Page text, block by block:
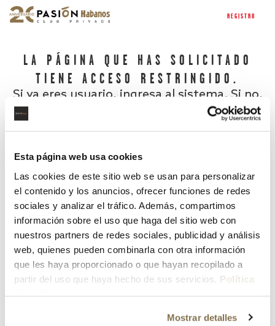
Esta página web usa cookies
Las cookies de este sitio web se usan para personalizar
el contenido y los anuncios, ofrecer funciones de redes
sociales y analizar el tráfico. Además, compartimos
información sobre el uso que haga del sitio web con
nuestros partners de redes sociales, publicidad y análisis
web, quienes pueden combinarla con otra información
que les haya proporcionado o que hayan recopilado a
partir del uso que haya hecho de sus servicios. Política
Mostrar detalles
REGISTRO
LA PÁGINA QUE HAS SOLICITADO
TIENE ACCESO RESTRINGIDO.
Si ya eres usuario, ingresa al sistema. Si no,
¿Has olvidado tu contraseña?